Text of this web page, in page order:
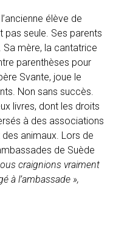
élève de
pas seule. Ses parents
mère, la cantatrice
parenthèses pour
Svante, joue le
Non sans succès.
livres, dont les droits
à des associations
animaux. Lors de
de Suède
craignions vraiment
à l’ambassade »,